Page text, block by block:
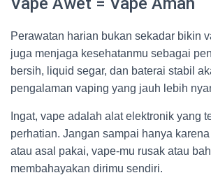
Perawatan harian bukan sekadar bikin
juga menjaga kesehatanmu sebagai
bersih, liquid segar, dan baterai stabil
pengalaman vaping yang jauh lebih
Ingat, vape adalah alat elektronik yang
perhatian. Jangan sampai hanya
atau asal pakai, vape-mu rusak atau
membahayakan dirimu sendiri.